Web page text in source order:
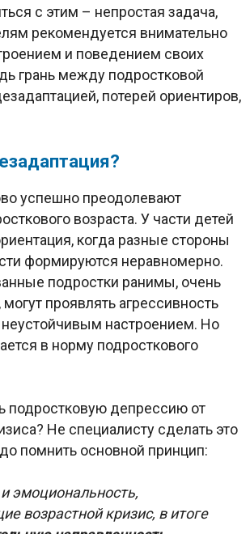
с этим – непростая задача,
рекомендуется внимательно
и поведением своих
грань между подростковой
потерей ориентиров,
успешно преодолевают
возраста. У части детей
когда разные стороны
формируются неравномерно.
подростки ранимы, очень
проявлять агрессивность
неустойчивым настроением. Но
в норму подросткового
подростковую депрессию от
Не специалисту сделать это
помнить основной принцип:
эмоциональность,
возрастной кризис, в итоге